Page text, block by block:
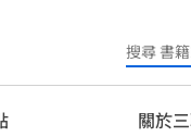
Search
for:
關於